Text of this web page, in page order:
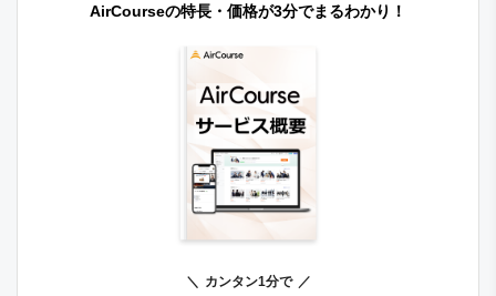
AirCourseの特長・価格が3分でまるわかり！
カンタン1分で